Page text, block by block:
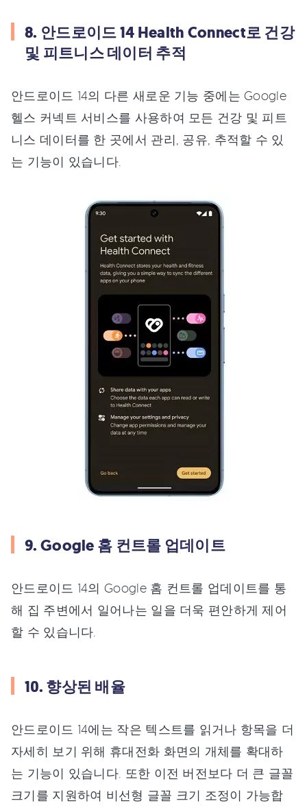
8. 안드로이드 14 Health Connect로 건강
및 피트니스 데이터 추적
안드로이드 14의 다른 새로운 기능 중에는 Google
헬스 커넥트 서비스를 사용하여 모든 건강 및 피트
니스 데이터를 한 곳에서 관리, 공유, 추적할 수 있
는 기능이 있습니다.
9. Google 홈 컨트롤 업데이트
안드로이드 14의 Google 홈 컨트롤 업데이트를 통
해 집 주변에서 일어나는 일을 더욱 편안하게 제어
할 수 있습니다.
10. 향상된 배율
안드로이드 14에는 작은 텍스트를 읽거나 항목을 더
자세히 보기 위해 휴대전화 화면의 개체를 확대하
는 기능이 있습니다. 또한 이전 버전보다 더 큰 글꼴
크기를 지원하여 비선형 글꼴 크기 조정이 가능합